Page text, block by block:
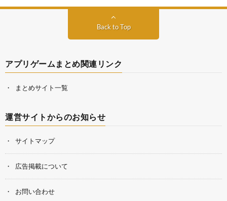
Back to Top
アプリゲームまとめ関連リンク
まとめサイト一覧
運営サイトからのお知らせ
サイトマップ
広告掲載について
お問い合わせ